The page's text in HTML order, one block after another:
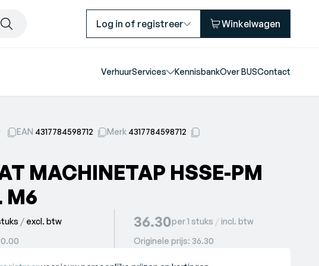
Log in of registreer Winkelwagen
VerhuurServices KennisbankOver BUSContact
EAN 4317784598712 Merk 4317784598712
MACHINETAP HSSE-PM
M6
/ excl. btw
36.30per 1 stuks /incl. btw
Originele prijs: 36.30